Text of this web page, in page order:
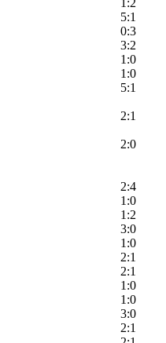
1:2
5:1
0:3
3:2
1:0
1:0
5:1
2:1
2:0
2:4
1:0
1:2
3:0
1:0
2:1
2:1
1:0
1:0
3:0
2:1